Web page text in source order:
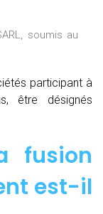
soumis au
participant à
être désignés
fusion
est-il